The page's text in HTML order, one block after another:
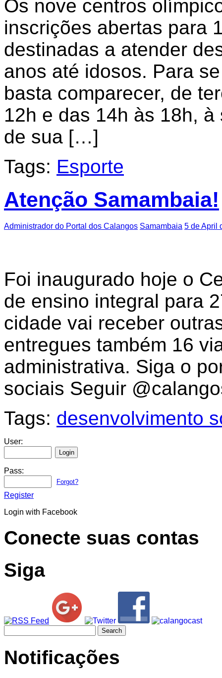
Os nove centros
inscrições abertas para
destinadas a atender
anos até idosos. Para
basta comparecer, de
12h e das 14h às 18h,
de sua […]
Tags: Esporte
Atenção Samambaia!
Administrador do Portal dos Calangos Samambaia 5 de April
Foi inaugurado hoje o
de ensino integral para
cidade vai receber
entregues também 16
administrativa. Siga o
sociais Seguir
Tags: desenvolvimento
User:
Pass:
Forgot?
Register
Login with Facebook
Conecte suas contas
Siga
for:
Notificações